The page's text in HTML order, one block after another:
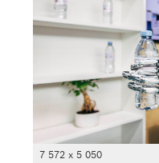
7 572 x 5 050